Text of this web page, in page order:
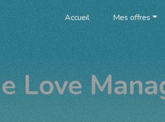
Accueil Mes offres
Love